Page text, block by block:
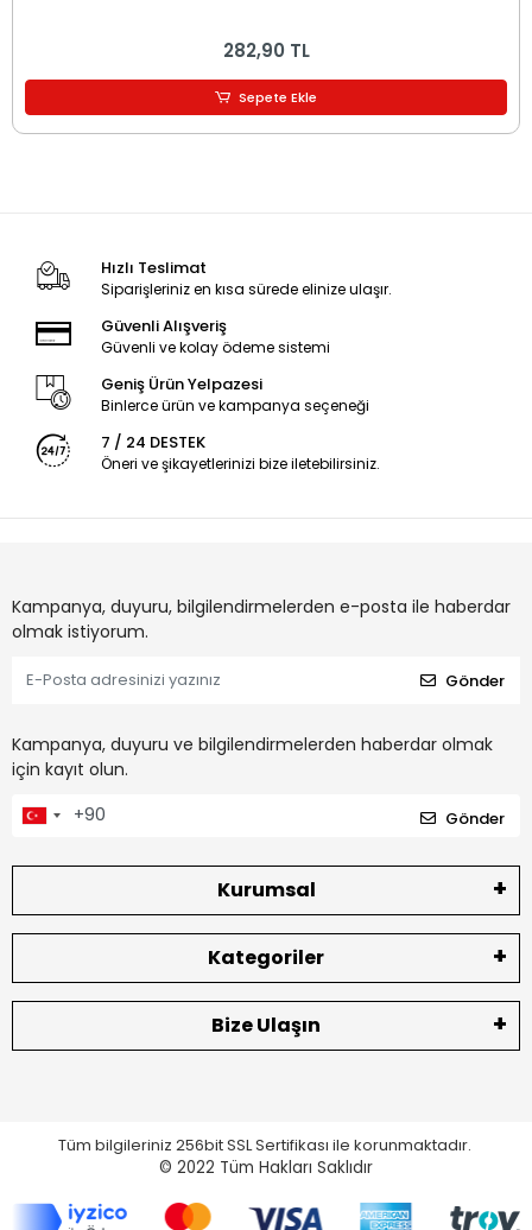
282,90 TL
Sepete Ekle
Hızlı Teslimat
Siparişleriniz en kısa sürede elinize ulaşır.
Güvenli Alışveriş
Güvenli ve kolay ödeme sistemi
Geniş Ürün Yelpazesi
Binlerce ürün ve kampanya seçeneği
7 / 24 DESTEK
Öneri ve şikayetlerinizi bize iletebilirsiniz.
Kampanya, duyuru, bilgilendirmelerden e-posta ile haberdar
olmak istiyorum.
Gönder
Kampanya, duyuru ve bilgilendirmelerden haberdar olmak
için kayıt olun.
Gönder
Kurumsal
Kategoriler
Bize Ulaşın
Tüm bilgileriniz 256bit SSL Sertifikası ile korunmaktadır.
© 2022 Tüm Hakları Saklıdır